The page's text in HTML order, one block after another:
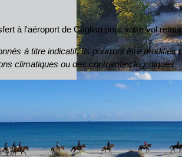
à l'aéroport de Cagliari pour votre vol
à titre indicatif. Ils pourront être modifiés
climatiques ou des contraintes logistiques